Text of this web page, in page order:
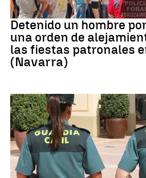
Detenido
Detenido un hombre
una orden de
las fiestas patronales
(Navarra)